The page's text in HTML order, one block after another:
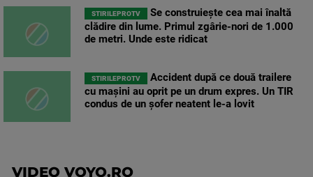
STIRILEPROTV
Se construiește cea mai înaltă
clădire din lume. Primul zgârie-nori de 1.000
de metri. Unde este ridicat
STIRILEPROTV
Accident după ce două trailere
cu mașini au oprit pe un drum expres. Un TIR
condus de un șofer neatent le-a lovit
VIDEO VOYO.RO